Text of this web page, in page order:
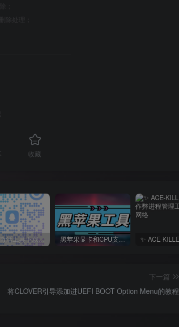
；
除处理；
收藏
新太极激活工具下载/教程/充值/开户(QQ交流群号749113977) 黑苹果显卡和CPU支持情况以及购买硬件防踩坑指南
下一篇
将CLOVER引导添加进UEFI BOOT Option Menu的教程